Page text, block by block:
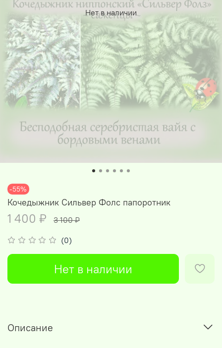
Нет в наличии
-55%
(0)
Кочедыжник Сильвер Фолс папоротник
1 400 ₽ 3 100 ₽
Нет в наличии
Описание